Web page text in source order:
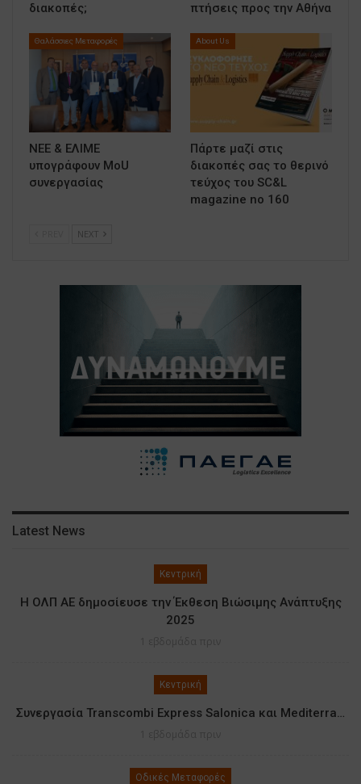
διακοπές;
πτήσεις προς την Αθήνα
Θαλάσσιες Μεταφορές
ΝΕΕ & ΕΛΙΜΕ
υπογράφουν MoU
συνεργασίας
About Us
Πάρτε μαζί στις
διακοπές σας το θερινό
τεύχος του SC&L
magazine no 160
NEXT
Latest News
Κεντρική
Η ΟΛΠ ΑΕ δημοσίευσε την Έκθεση Βιώσιμης Ανάπτυξης
2025
Κεντρική
Συνεργασία Transcombi Express Salonica και Mediterra…
Οδικές Μεταφορές